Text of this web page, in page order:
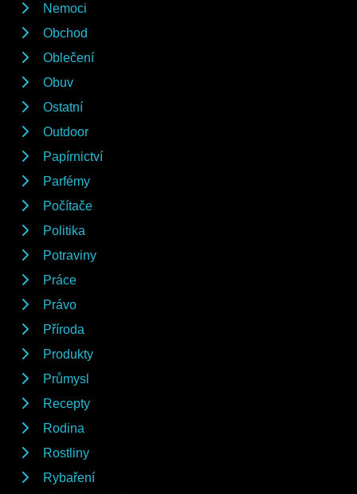
Nemoci
Obchod
Oblečení
Obuv
Ostatní
Outdoor
Papírnictví
Parfémy
Počítače
Politika
Potraviny
Práce
Právo
Příroda
Produkty
Průmysl
Recepty
Rodina
Rostliny
Rybaření